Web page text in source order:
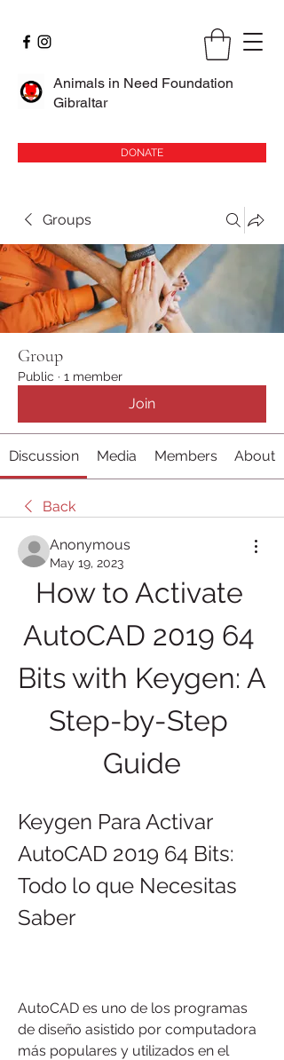
Animals in Need Foundation
Gibraltar
DONATE
Groups
Group
Public · 1 member
Join
Discussion Media Members About
Back
Anonymous
May 19, 2023
How to Activate
AutoCAD 2019 64
Bits with Keygen: A
Step-by-Step
Guide
Keygen Para Activar
AutoCAD 2019 64 Bits:
Todo lo que Necesitas
Saber
AutoCAD es uno de los programas
de diseño asistido por computadora
más populares y utilizados en el